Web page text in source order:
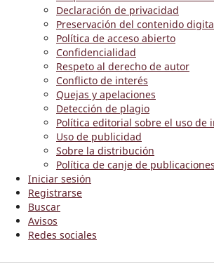
Declaración de privacidad
Preservación del contenido
Política de acceso abierto
Confidencialidad
Respeto al derecho de autor
Conflicto de interés
Quejas y apelaciones
Detección de plagio
Política editorial sobre el uso de
Uso de publicidad
Sobre la distribución
Política de canje de publicaciones
Iniciar sesión
Registrarse
Buscar
Avisos
Redes sociales